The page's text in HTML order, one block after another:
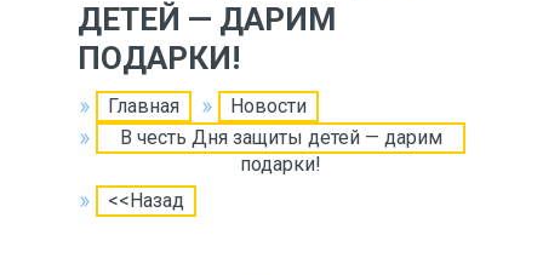
ДЕТЕЙ — ДАРИМ
ПОДАРКИ!
Главная
Новости
В честь Дня защиты детей — дарим
подарки!
<<Назад